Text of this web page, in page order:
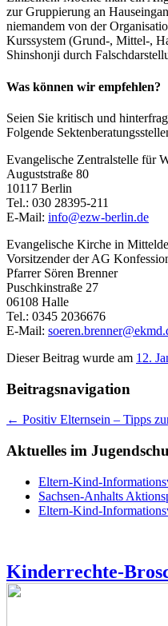
zur Gruppierung an
niemandem von der
Kurssystem (Grund-, Mittel-,
Shinshonji durch
Was können wir empfehlen?
Seien Sie kritisch und
Folgende
Evangelische Zentralstelle für
Auguststraße 80
10117 Berlin
Tel.: 030 28395-211
E-Mail: info@ezw-berlin.de
Evangelische Kirche in
Vorsitzender der AG
Pfarrer Sören Brenner
Puschkinstraße 27
06108 Halle
Tel.: 0345 2036676
E-Mail:
Dieser Beitrag wurde am 12.
Beitragsnavigation
← Positiv Elternsein – Tipps
Aktuelles im
Eltern-Kind-
Sachsen-Anhalts
Eltern-Kind-
Kinderrechte-